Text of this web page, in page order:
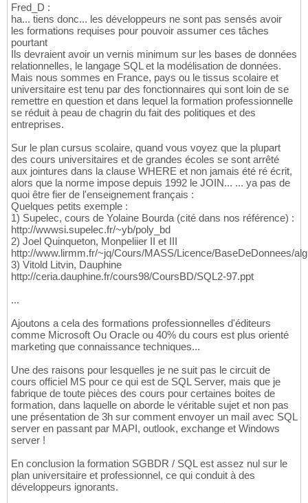
Fred_D :
ha... tiens donc... les développeurs ne sont pas sensés avoir
les formations requises pour pouvoir assumer ces tâches
pourtant
Ils devraient avoir un vernis minimum sur les bases de données
relationnelles, le langage SQL et la modélisation de données.
Mais nous sommes en France, pays ou le tissus scolaire et
universitaire est tenu par des fonctionnaires qui sont loin de se
remettre en question et dans lequel la formation professionnelle
se réduit à peau de chagrin du fait des politiques et des
entreprises.
Sur le plan cursus scolaire, quand vous voyez que la plupart
des cours universitaires et de grandes écoles se sont arrêté
aux jointures dans la clause WHERE et non jamais été ré écrit,
alors que la norme impose depuis 1992 le JOIN... ... ya pas de
quoi être fier de l'enseignement français :
Quelques petits exemple :
1) Supelec, cours de Yolaine Bourda (cité dans nos référence) :
http://wwwsi.supelec.fr/~yb/poly_bd
2) Joel Quinqueton, Monpeliier II et III
http://www.lirmm.fr/~jq/Cours/MASS/Licence/BaseDeDonnees/
3) Vitold Litvin, Dauphine
http://ceria.dauphine.fr/cours98/CoursBD/SQL2-97.ppt
...
Ajoutons a cela des formations professionnelles d'éditeurs
comme Microsoft Ou Oracle ou 40% du cours est plus orienté
marketing que connaissance techniques...
Une des raisons pour lesquelles je ne suit pas le circuit de
cours officiel MS pour ce qui est de SQL Server, mais que je
fabrique de toute pièces des cours pour certaines boites de
formation, dans laquelle on aborde le véritable sujet et non pas
une présentation de 3h sur comment envoyer un mail avec SQL
server en passant par MAPI, outlook, exchange et Windows
server !
En conclusion la formation SGBDR / SQL est assez nul sur le
plan universitaire et professionnel, ce qui conduit à des
développeurs ignorants.